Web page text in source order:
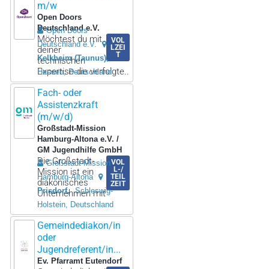
m/w
Open Doors
Deutschland e.V.
VOL
LZEI
T
Möchtest du mit
deiner
technischen
Expertise die verfolgte..
Open Doors
Deutschland e.V.
Kelkheim (Taunus)
Hessen, Deutschland
Fach- oder
Assistenzkraft
(m/w/d)
Großstadt-Mission
Hamburg-Altona e.V. /
GM Jugendhilfe GmbH
VOL
L-/
TEIL
ZEIT
Die Großstadt-
Mission ist ein
diakonisches
Unternehmen mit
..
Großstadt-Mission
Hamburg-Altona
Prisdorf
Schleswig-
Holstein, Deutschland
Gemeindediakon/in
oder
Jugendreferent/in...
Ev. Pfarramt Eutendorf